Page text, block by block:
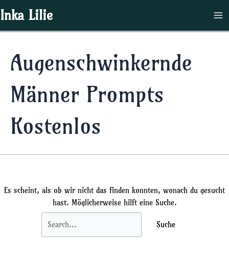
Inhalt
springen
Inka Lilie
Augenschwinkernde
Männer Prompts
Kostenlos
Es scheint, als ob wir nicht das finden konnten, wonach du gesucht
hast. Möglicherweise hilft eine Suche.
nach: